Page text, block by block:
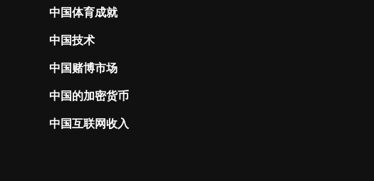
中国体育成就
中国技术
中国赌博市场
中国的加密货币
中国互联网收入